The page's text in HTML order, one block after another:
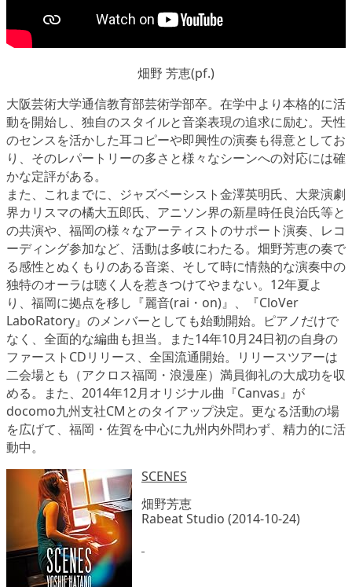
畑野 芳恵(pf.)
大阪芸術大学通信教育部芸術学部卒。在学中より本格的に活
動を開始し、独自のスタイルと音楽表現の追求に励む。天性
のセンスを活かした耳コピーや即興性の演奏も得意としてお
り、そのレパートリーの多さと様々なシーンへの対応には確
かな定評がある。
また、これまでに、ジャズベーシスト金澤英明氏、大衆演劇
界カリスマの橘大五郎氏、アニソン界の新星時任良治氏等と
の共演や、福岡の様々なアーティストのサポート演奏、レコ
ーディング参加など、活動は多岐にわたる。畑野芳恵の奏で
る感性とぬくもりのある音楽、そして時に情熱的な演奏中の
独特のオーラは聴く人を惹きつけてやまない。12年夏よ
り、福岡に拠点を移し『麗音(rai・on)』、『CloVer
LaboRatory』のメンバーとしても始動開始。ピアノだけで
なく、全面的な編曲も担当。また14年10月24日初の自身の
ファーストCDリリース、全国流通開始。リリースツアーは
二会場とも（アクロス福岡・浪漫座）満員御礼の大成功を収
める。また、2014年12月オリジナル曲『Canvas』が
docomo九州支社CMとのタイアップ決定。更なる活動の場
を広げて、福岡・佐賀を中心に九州内外問わず、精力的に活
動中。
SCENES
畑野芳恵
Rabeat Studio (2014-10-24)